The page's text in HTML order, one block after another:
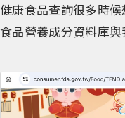
健康食品查詢很多時
食品營養成分資料庫